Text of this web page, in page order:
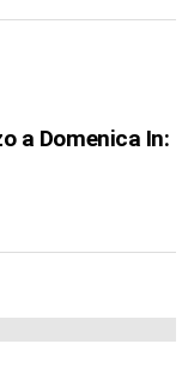
a Domenica In: